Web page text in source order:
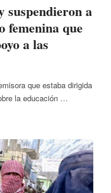
suspendieron a
femenina que
a las
que estaba dirigida
la educación …